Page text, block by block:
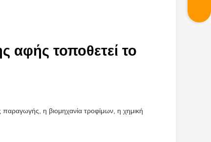
αφής τοποθετεί το
παραγωγής, η βιομηχανία τροφίμων, η χημική